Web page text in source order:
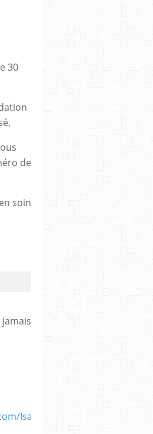
30
de
soin
IsabelleKrief.ArtistePeintre/